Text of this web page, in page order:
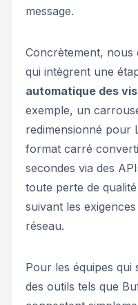
message.
Concrètement,
qui intègrent une
automatique des
exemple, un
redimensionné pour
format carré
secondes via des
toute perte de
suivant les
réseau.
Pour les équipes qui
des outils tels que